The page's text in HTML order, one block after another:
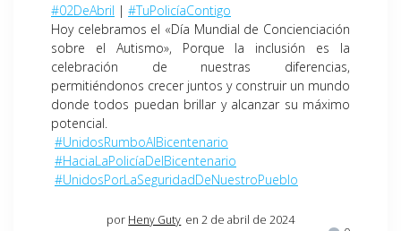
#02DeAbril | #TuPolicíaContigo
Hoy celebramos el «Día Mundial de Concienciación
sobre el Autismo», Porque la inclusión es la
celebración de nuestras diferencias,
permitiéndonos crecer juntos y construir un mundo
donde todos puedan brillar y alcanzar su máximo
potencial.
#UnidosRumboAlBicentenario
#HaciaLaPolicíaDelBicentenario
#UnidosPorLaSeguridadDeNuestroPueblo
por Heny Guty en 2 de abril de 2024